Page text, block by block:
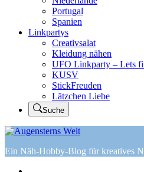
Portugal
Spanien
Linkpartys
Creativsalat
Kleidung nähen
UFO Linkparty – Lets
KUSV
StickFreuden
Lätzchen Liebe
Suche
Ein Näh-Hobby-Blog für kreatives